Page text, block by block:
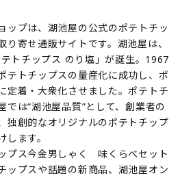
ップは、湖池屋の公式のポテトチッ
り寄せ通販サイトです。湖池屋は、
トチップス のり塩」が誕生。1967
テトチップスの量産化に成功し、ポ
定着・大衆化させました。ポテトチ
では“湖池屋品質”として、創業者の
独創的なオリジナルのポテトチップ
ます。
プス今金男しゃく 味くらべセット
ップスや話題の新商品、湖池屋オン